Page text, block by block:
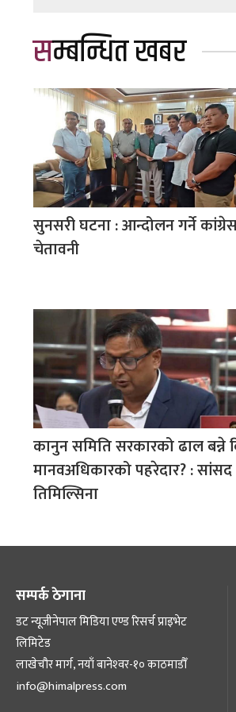
सम्बन्धित खबर
सुनसरी घटना : आन्दोलन गर्ने
चेतावनी
कानुन समिति सरकारको ढाल बन्ने
मानवअधिकारको पहरेदार? : सांसद
तिमिल्सिना
सम्पर्क ठेगाना
डट न्यूजीनेपाल मिडिया एण्ड रिसर्च प्राइभेट
लिमिटेड
लाखेचौर मार्ग, नयाँ बानेश्‍वर-१० काठमाडौँ
info@himalpress.com